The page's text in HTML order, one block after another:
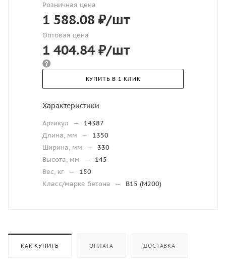
Розничная цена
1 588.08 ₽/шт
Оптовая цена
1 404.84₽/шт
КУПИТЬ В 1 КЛИК
Характеристики
Артикул —
14387
Длина, мм
—
1350
Ширина, мм
—
330
Высота, мм
—
145
Вес, кг —
150
Класс/марка бетона
— В15 (М200)
КАК КУПИТЬ ОПЛАТА ДОСТАВКА